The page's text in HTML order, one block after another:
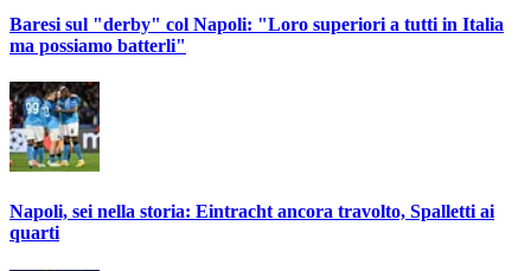
Baresi sul "derby" col Napoli: "Loro superiori a tutti in Italia
ma possiamo batterli"
Napoli, sei nella storia: Eintracht ancora travolto, Spalletti ai
quarti